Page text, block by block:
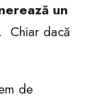
un
. Chiar dacă
de